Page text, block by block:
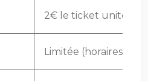
2€ le ticket unité
Limitée (horaires